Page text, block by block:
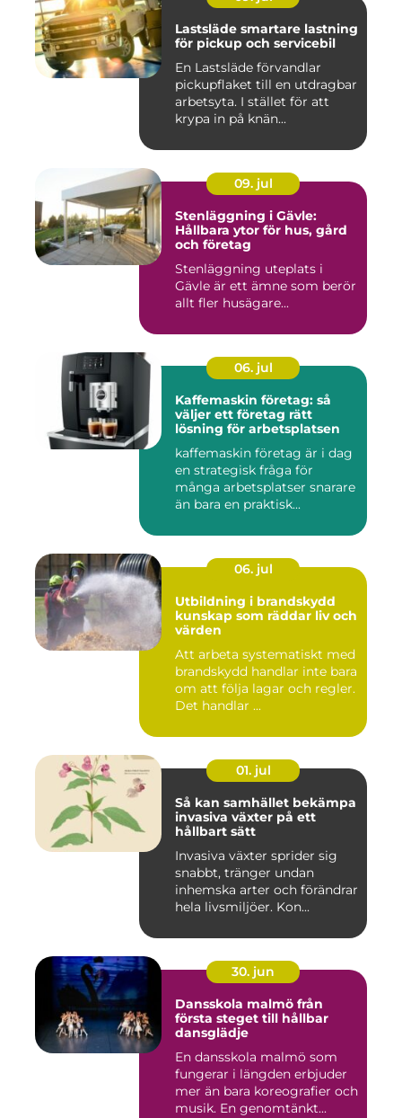
Lastsläde smartare lastning
för pickup och servicebil
En Lastsläde förvandlar
pickupflaket till en utdragbar
arbetsyta. I stället för att
krypa in på knän...
09. jul
Stenläggning i Gävle:
Hållbara ytor för hus, gård
och företag
Stenläggning uteplats i
Gävle är ett ämne som berör
allt fler husägare...
06. jul
Kaffemaskin företag: så
väljer ett företag rätt
lösning för arbetsplatsen
kaffemaskin företag är i dag
en strategisk fråga för
många arbetsplatser snarare
än bara en praktisk...
06. jul
Utbildning i brandskydd
kunskap som räddar liv och
värden
Att arbeta systematiskt med
brandskydd handlar inte bara
om att följa lagar och regler.
Det handlar ...
01. jul
Så kan samhället bekämpa
invasiva växter på ett
hållbart sätt
Invasiva växter sprider sig
snabbt, tränger undan
inhemska arter och förändrar
hela livsmiljöer. Kon...
30. jun
Dansskola malmö från
första steget till hållbar
dansglädje
En dansskola malmö som
fungerar i längden erbjuder
mer än bara koreografier och
musik. En genomtänkt...